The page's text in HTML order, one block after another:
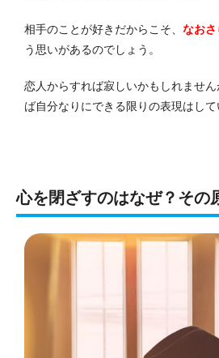
相手のことが好きだからこそ、 なお
う思いがあるのでしょう。
恋人からすれば寂しいかもしれませ
ば自分なりにできる限りの表現はして
心を閉ざすのはなぜ？その